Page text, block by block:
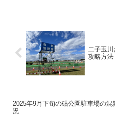
二子玉
攻略方法
2025年9月下旬の砧公園駐車場の混
況